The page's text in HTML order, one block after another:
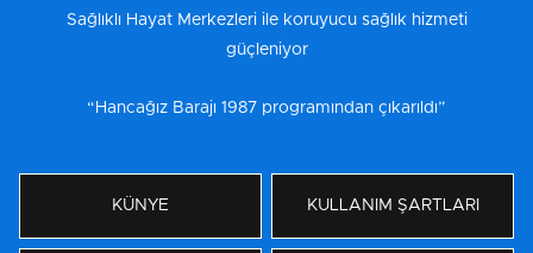
Sağlıklı Hayat Merkezleri ile koruyucu sağlık hizmeti
güçleniyor
“Hancağız Barajı 1987 programından çıkarıldı”
KÜNYE KULLANIM ŞARTLARI